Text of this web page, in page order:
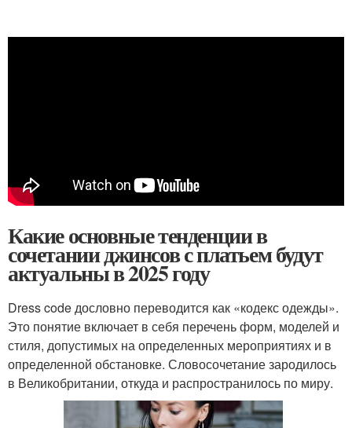
Какие основные тенденции в
сочетании джинсов с платьем будут
актуальны в 2025 году
Dress code дословно переводится как «кодекс одежды».
Это понятие включает в себя перечень форм, моделей и
стиля, допустимых на определенных мероприятиях и в
определенной обстановке. Словосочетание зародилось
в Великобритании, откуда и распространилось по миру.